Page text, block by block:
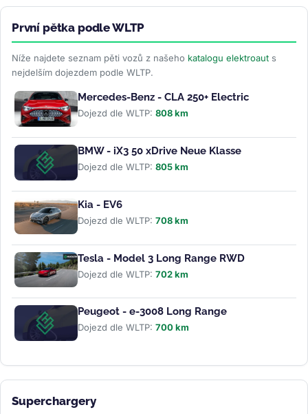
První pětka podle WLTP
Níže najdete seznam pěti vozů z našeho katalogu elektroaut s
nejdelším dojezdem podle WLTP.
Mercedes-Benz - CLA 250+ Electric
Dojezd dle WLTP: 808 km
BMW - iX3 50 xDrive Neue Klasse
Dojezd dle WLTP: 805 km
Kia - EV6
Dojezd dle WLTP: 708 km
Tesla - Model 3 Long Range RWD
Dojezd dle WLTP: 702 km
Peugeot - e-3008 Long Range
Dojezd dle WLTP: 700 km
Superchargery